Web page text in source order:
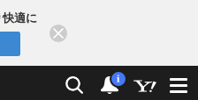
適に
検索 通知
i